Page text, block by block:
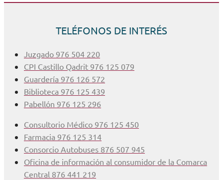
TELÉFONOS DE INTERÉS
Juzgado 976 504 220
CPI Castillo Qadrit 976 125 079
Guardería 976 126 572
Biblioteca 976 125 439
Pabellón 976 125 296
Consultorio Médico 976 125 450
Farmacia 976 125 314
Consorcio Autobuses 876 507 945
Oficina de información al consumidor de la Comarca
Central 876 441 219